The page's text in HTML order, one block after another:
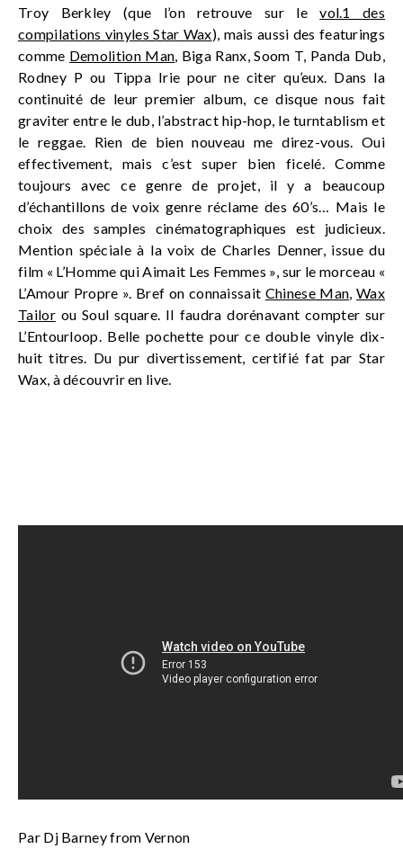
Troy Berkley (que l’on retrouve sur levol.1 des
compilations vinyles Star Wax), mais aussi des featurings
comme Demolition Man, Biga Ranx, Soom T, Panda Dub,
Rodney P ou Tippa Irie pour ne citer qu’eux. Dans la
continuité de leur premier album, ce disque nous fait
graviter entre le dub, l’abstract hip-hop, le turntablism et
le reggae. Rien de bien nouveau me direz-vous. Oui
effectivement, mais c’est super bien ficelé. Comme
toujours avec ce genre de projet, il y a beaucoup
d’échantillons de voix genre réclame des 60’s… Mais le
choix des samples cinématographiques est judicieux.
Mention spéciale à la voix de Charles Denner, issue du
film « L’Homme qui Aimait Les Femmes », sur le morceau «
L’Amour Propre ». Bref on connaissait Chinese Man,Wax
Tailorou Soul square. Il faudra dorénavant compter sur
L’Entourloop. Belle pochette pour ce double vinyle dix-
huit titres. Du pur divertissement, certifié fat par Star
Wax, à découvrir en live.
Par Dj Barney from Vernon